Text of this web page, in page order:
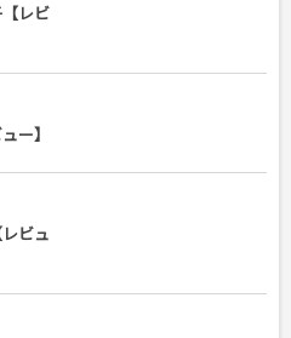
レビ
ー】
ビュ